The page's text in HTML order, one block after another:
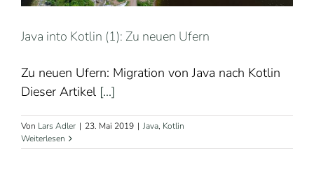
Java into Kotlin (1): Zu neuen Ufern
Zu neuen Ufern: Migration von Java nach Kotlin
Dieser Artikel [...]
Von Lars Adler | 23. Mai 2019 | Java, Kotlin
Weiterlesen